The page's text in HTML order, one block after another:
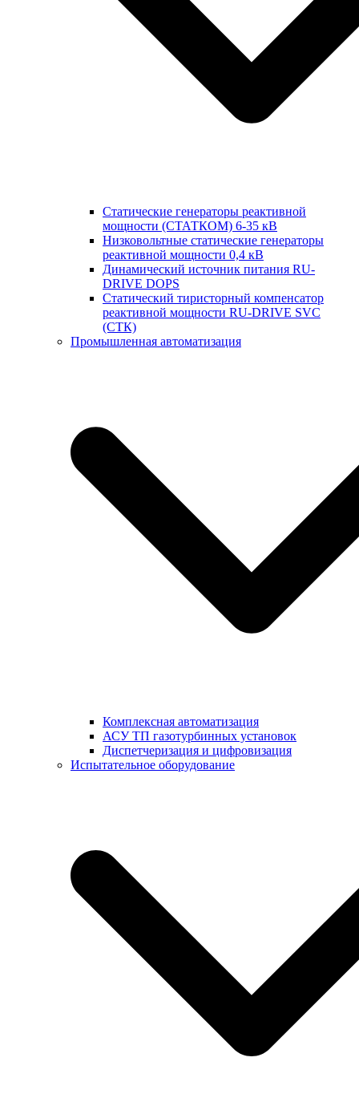
Статические генераторы реактивной
мощности (СТАТКОМ) 6-35 кВ
Низковольтные статические генераторы
реактивной мощности 0,4 кВ
Динамический источник питания RU-
DRIVE DOPS
Cтатический тиристорный компенсатор
реактивной мощности RU-DRIVE SVC
(СТК)
Промышленная автоматизация
Комплексная автоматизация
АСУ ТП газотурбинных установок
Диспетчеризация и цифровизация
Испытательное оборудование